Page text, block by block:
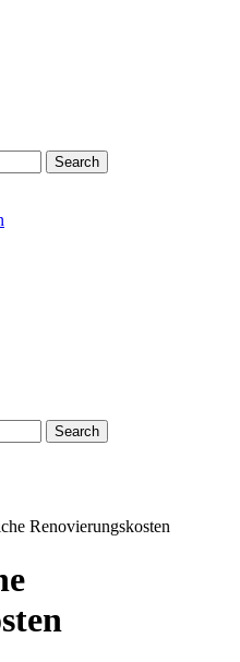
Search
Search
Renovierungskosten